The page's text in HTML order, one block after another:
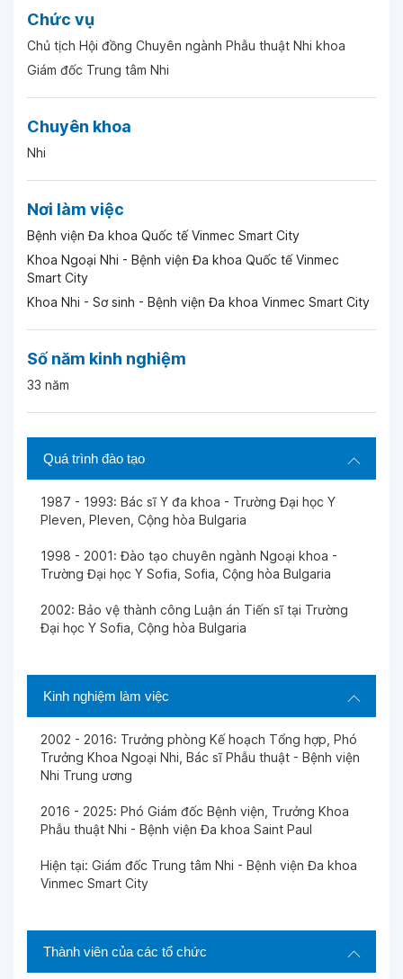
Chức vụ
Chủ tịch Hội đồng Chuyên ngành Phẫu thuật Nhi khoa
Giám đốc Trung tâm Nhi
Chuyên khoa
Nhi
Nơi làm việc
Bệnh viện Đa khoa Quốc tế Vinmec Smart City
Khoa Ngoại Nhi - Bệnh viện Đa khoa Quốc tế Vinmec
Smart City
Khoa Nhi - Sơ sinh - Bệnh viện Đa khoa Vinmec Smart City
Số năm kinh nghiệm
33 năm
Quá trình đào tạo
1987 - 1993: Bác sĩ Y đa khoa - Trường Đại học Y
Pleven, Pleven, Cộng hòa Bulgaria
1998 - 2001: Đào tạo chuyên ngành Ngoại khoa -
Trường Đại học Y Sofia, Sofia, Cộng hòa Bulgaria
2002: Bảo vệ thành công Luận án Tiến sĩ tại Trường
Đại học Y Sofia, Cộng hòa Bulgaria
Kinh nghiệm làm việc
2002 - 2016: Trưởng phòng Kế hoạch Tổng hợp, Phó
Trưởng Khoa Ngoại Nhi, Bác sĩ Phẫu thuật - Bệnh viện
Nhi Trung ương
2016 - 2025: Phó Giám đốc Bệnh viện, Trưởng Khoa
Phẫu thuật Nhi - Bệnh viện Đa khoa Saint Paul
Hiện tại: Giám đốc Trung tâm Nhi - Bệnh viện Đa khoa
Vinmec Smart City
Thành viên của các tổ chức